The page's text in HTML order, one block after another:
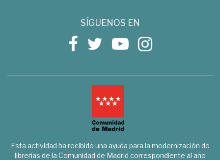
SÍGUENOS EN
Esta actividad ha recibido una ayuda para la modernización de
librerías de la Comunidad de Madrid correspondiente al año